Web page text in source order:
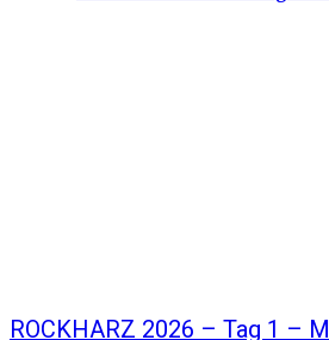
ROCKHARZ 2026 – Tag 1 –